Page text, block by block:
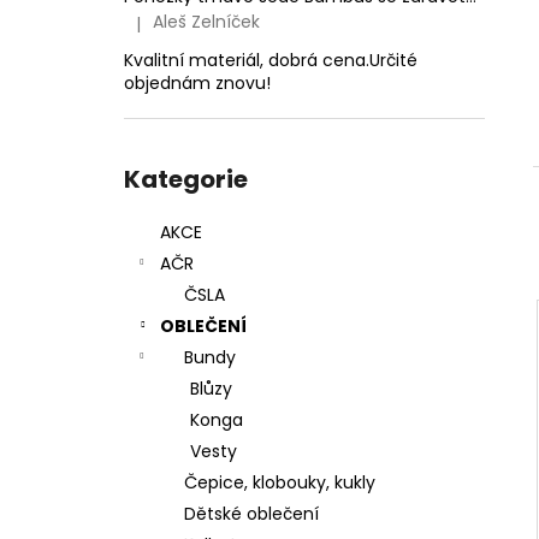
Hodnocení produktu je 5 z 5 hvězdiček.
| Aleš Zelníček
Kvalitní materiál, dobrá cena.Určité
objednám znovu!
kategorie
Kategorie
AKCE
AČR
ČSLA
OBLEČENÍ
Bundy
Blůzy
Konga
Vesty
Čepice, klobouky, kukly
Dětské oblečení
24 Kč